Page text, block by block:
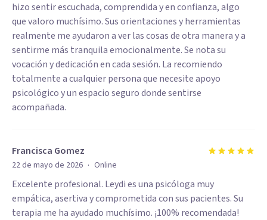
hizo sentir escuchada, comprendida y en confianza, algo
que valoro muchísimo. Sus orientaciones y herramientas
realmente me ayudaron a ver las cosas de otra manera y a
sentirme más tranquila emocionalmente. Se nota su
vocación y dedicación en cada sesión. La recomiendo
totalmente a cualquier persona que necesite apoyo
psicológico y un espacio seguro donde sentirse
acompañada.
Francisca Gomez
22 de mayo de 2026 · Online
Excelente profesional. Leydi es una psicóloga muy
empática, asertiva y comprometida con sus pacientes. Su
terapia me ha ayudado muchísimo. ¡100% recomendada!